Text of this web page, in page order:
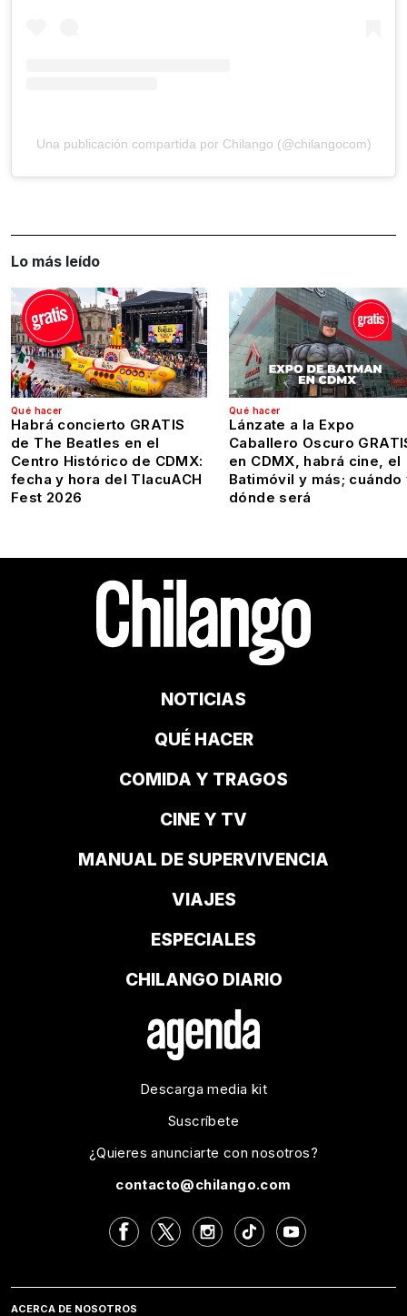
Una publicación compartida por Chilango (@chilangocom)
Lo más leído
Qué hacer
Habrá concierto GRATIS
de The Beatles en el
Centro Histórico de CDMX:
fecha y hora del TlacuACH
Fest 2026
Qué hacer
Lánzate a la Expo
Caballero Oscuro
en CDMX, habrá cine, el
Batimóvil y más; cuándo
dónde será
NOTICIAS
QUÉ HACER
COMIDA Y TRAGOS
CINE Y TV
MANUAL DE SUPERVIVENCIA
VIAJES
ESPECIALES
CHILANGO DIARIO
Descarga media kit
Suscríbete
¿Quieres anunciarte con nosotros?
contacto@chilango.com
ACERCA DE NOSOTROS